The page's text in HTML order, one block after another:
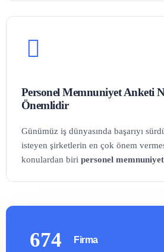
Personel Memnuniyet Anketi
Önemlidir
Günümüz iş dünyasında başarıyı
isteyen şirketlerin en çok önem
konulardan biri personel
674 Firma